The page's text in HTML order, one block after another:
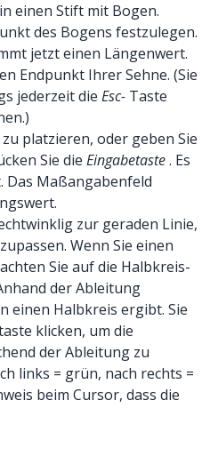
einen Stift mit Bogen.
des Bogens festzulegen.
jetzt einen Längenwert.
Endpunkt Ihrer Sehne. (Sie
jederzeit die Esc- Taste
platzieren, oder geben Sie
Sie die Eingabetaste. Es
Das Maßangabenfeld
zur geraden Linie,
Wenn Sie einen
Sie auf die Halbkreis-
der Ableitung
einen Halbkreis ergibt. Sie
klicken, um die
der Ableitung zu
links = grün, nach rechts =
beim Cursor, dass die